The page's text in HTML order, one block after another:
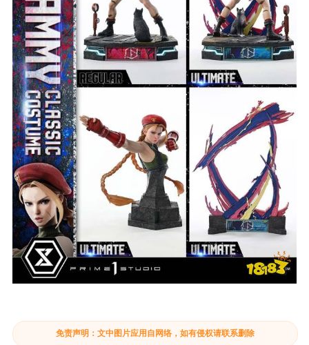
免责声明：文中图片应用自网络，如有侵权请联系删除